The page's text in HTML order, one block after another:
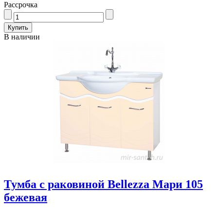
Рассрочка
В наличии
Тумба с раковиной Bellezza Мари 105
бежевая